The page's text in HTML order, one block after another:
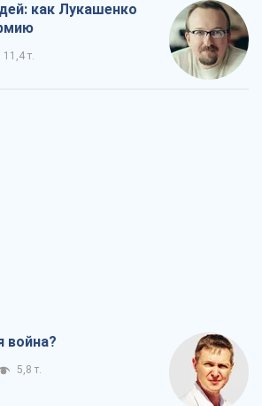
как Лукашенко
11,4 т.
война?
5,8 т.